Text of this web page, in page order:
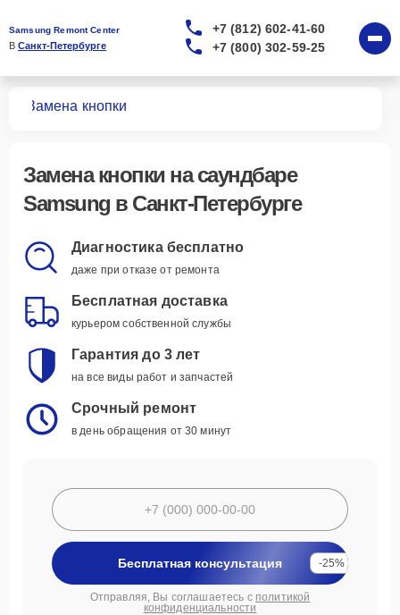
Samsung Remont Center
В Санкт-Петербурге
+7 (812) 602-41-60
+7 (800) 302-59-25
Замена кнопки
Замена кнопки на саундбаре
Samsung в Санкт-Петербурге
Диагностика бесплатно
даже при отказе от ремонта
Бесплатная доставка
курьером собственной службы
Гарантия до 3 лет
на все виды работ и запчастей
Срочный ремонт
в день обращения от 30 минут
Бесплатная консультация -25%
Отправляя, Вы соглашаетесь с политикой
конфиденциальности